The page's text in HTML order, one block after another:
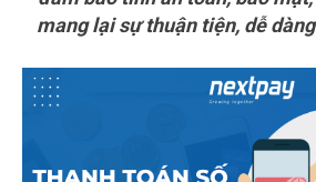
mang lại sự thuận tiện, dễ